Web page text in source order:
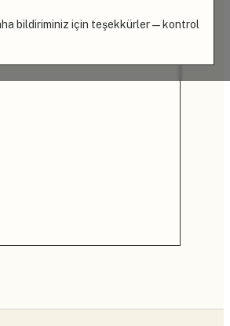
bildiriminiz için teşekkürler — kontrol